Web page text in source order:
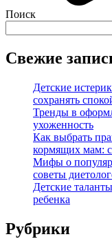
Поиск
Свежие
Детские
сохранять
Тренды в
ухоженность
Как выбрать
кормящих мам:
Мифы о
советы
Детские
ребенка
Рубрики